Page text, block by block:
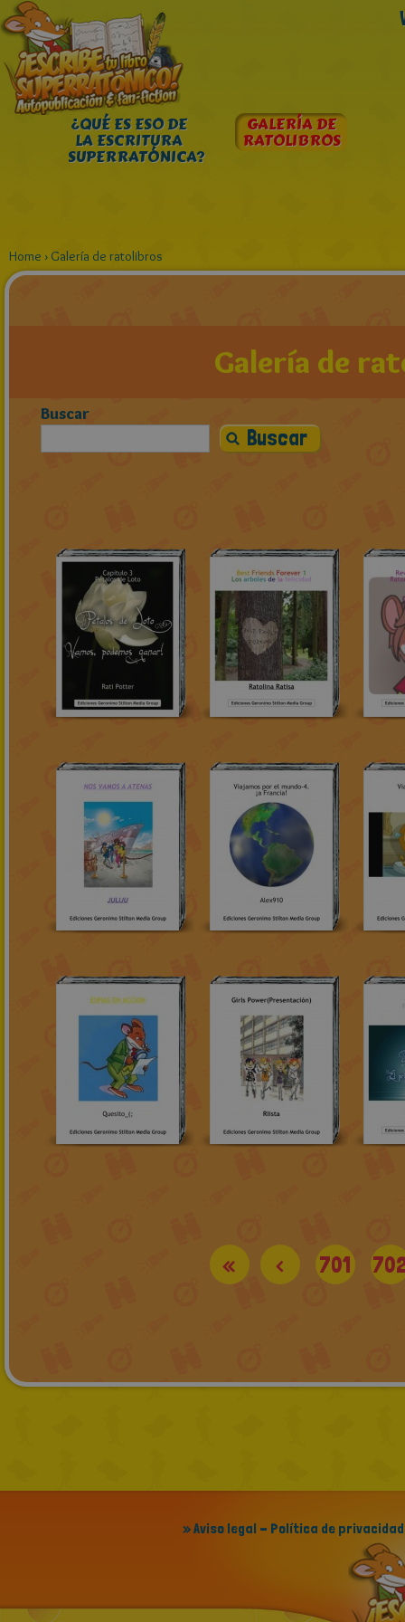
¿QUÉ ES ESO DE
LA ESCRITURA
SUPERRATÓNICA?
GALERÍA DE
RATOLIBROS
Home › Galería de ratolibros
Galería de
Buscar
« < 701
» Aviso legal - Política de privacidad